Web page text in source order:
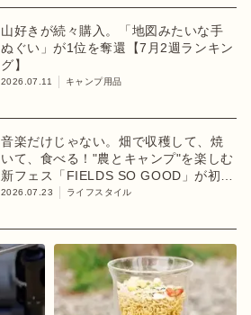
山好きが続々購入。「地図みたいな手
ぬぐい」が1位を奪還【7月2週ランキン
グ】
2026.07.11 キャンプ用品
音楽だけじゃない。畑で収穫して、焼
いて、食べる！"農とキャンプ"を楽しむ
新フェス「FIELDS SO GOOD」が初開
催
2026.07.23 ライフスタイル